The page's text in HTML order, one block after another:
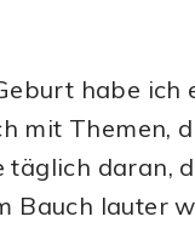
habe ich
mit Themen,
täglich daran,
Bauch lauter